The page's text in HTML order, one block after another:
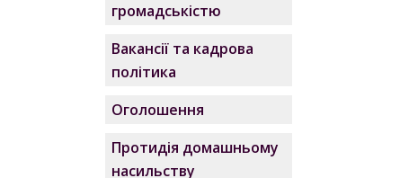
громадськістю
Вакансії та кадрова
політика
Оголошення
Протидія домашньому
насильству